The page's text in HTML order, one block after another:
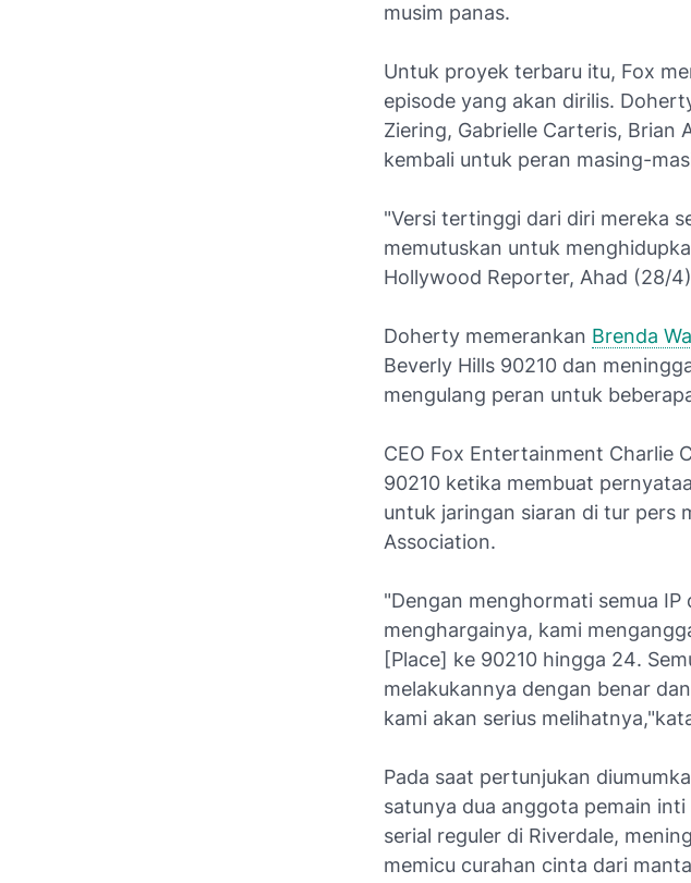
musim panas.
Untuk proyek terbaru itu, Fox
episode yang akan dirilis.
Ziering, Gabrielle Carteris, Brian
kembali untuk peran masing-
"Versi tertinggi dari diri mereka
memutuskan untuk
Hollywood Reporter, Ahad (28/
Doherty memerankan Brenda
Beverly Hills 90210 dan
mengulang peran untuk
CEO Fox Entertainment Charlie
90210 ketika membuat
untuk jaringan siaran di tur pers
Association.
"Dengan menghormati semua
menghargainya, kami
[Place] ke 90210 hingga 24.
melakukannya dengan benar
kami akan serius
Pada saat pertunjukan
satunya dua anggota pemain
serial reguler di Riverdale,
memicu curahan cinta dari